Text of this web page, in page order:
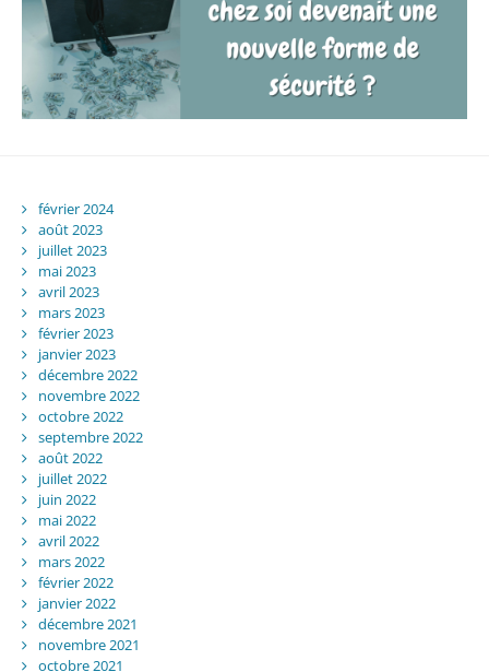
février 2024
août 2023
juillet 2023
mai 2023
avril 2023
mars 2023
février 2023
janvier 2023
décembre 2022
novembre 2022
octobre 2022
septembre 2022
août 2022
juillet 2022
juin 2022
mai 2022
avril 2022
mars 2022
février 2022
janvier 2022
décembre 2021
novembre 2021
octobre 2021